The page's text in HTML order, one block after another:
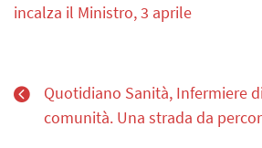
incalza il Ministro, 3 aprile
Quotidiano Sanità, Infermiere
comunità. Una strada da